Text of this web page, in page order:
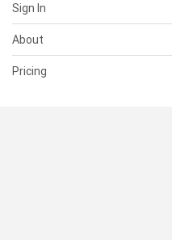
Sign In
About
Pricing